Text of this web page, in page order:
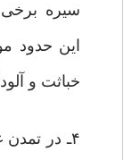
سیره
این حدود
خباثت و
۴ـ در